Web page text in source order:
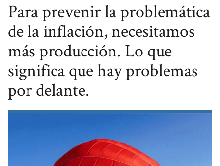
Para prevenir la problemática
de la inflación, necesitamos
más producción. Lo que
significa que hay problemas
por delante.